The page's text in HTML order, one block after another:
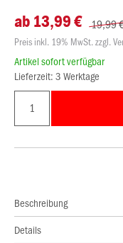
ab 13,99 € 19,99
Preis inkl. 19% MwSt. zzgl.
Artikel sofort verfügbar
Lieferzeit: 3 Werktage
Beschreibung
Details